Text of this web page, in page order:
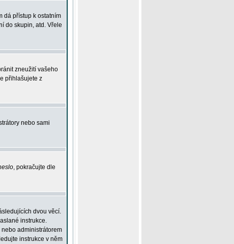
dá přístup k ostatním
do skupin, atd. Vřele
zneužití vašeho
přihlašujete z
nebo sami
, pokračujte dle
dvou věcí.
instrukce.
administrátorem
instrukce v něm